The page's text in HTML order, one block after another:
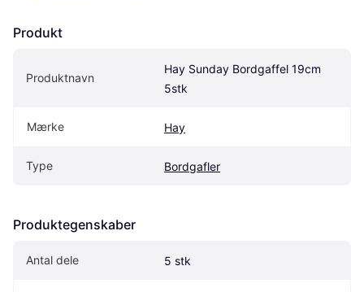
Produkt
Produktnavn
Hay Sunday Bordgaffel 19cm
5stk
Mærke Hay
Type Bordgafler
Produktegenskaber
Antal dele 5 stk